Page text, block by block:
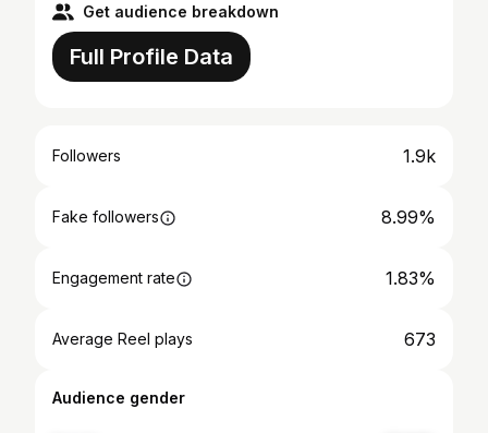
Get audience breakdown
Full Profile Data
Followers 1.9k
Fake followers 8.99%
Engagement rate 1.83%
Average Reel plays 673
Audience gender